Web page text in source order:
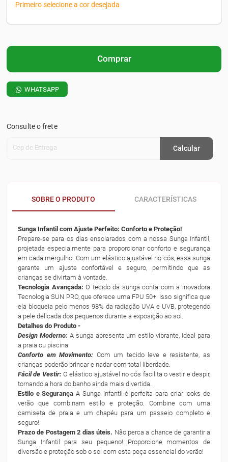
Primeiro selecione a cor desejada
Comprar
WHATSAPP
Consulte o frete
Cep de Entrega Calcular
SOBRE O PRODUTO CARACTERÍSTICAS
Sunga Infantil com Ajuste Perfeito: Conforto e Proteção!
Prepare-se para os dias ensolarados com a nossa Sunga Infantil,
projetada especialmente para proporcionar conforto e segurança
em cada mergulho. Com um elástico ajustável no cós, essa sunga
garante um ajuste confortável e seguro, permitindo que as
crianças se divirtam à vontade.
Tecnologia Avançada:O tecido da sunga conta com a inovadora
Tecnologia SUN PRO, que oferece uma FPU 50+. Isso significa que
ela bloqueia pelo menos 98% da radiação UVA e UVB, protegendo
a pele delicada dos pequenos durante a exposição ao sol.
Detalhes do Produto -
Design Moderno: A sunga apresenta um estilo vibrante, ideal para
a praia ou piscina.
Conforto em Movimento: Com um tecido leve e resistente, as
crianças poderão brincar e nadar com total liberdade.
Fácil de Vestir: O elástico ajustável no cós facilita o vestir e despir,
tornando a hora do banho ainda mais divertida.
Estilo e SegurançaA Sunga Infantil é perfeita para criar looks de
verão que combinam estilo e proteção. Combine com uma
camiseta de praia e um chapéu para um passeio completo e
seguro!
Prazo de Postagem 2 dias úteis. Não perca a chance de garantir a
Sunga Infantil para seu pequeno! Proporcione momentos de
diversão e proteção sob o sol com esta peça essencial do verão!